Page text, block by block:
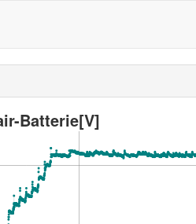
Batterie[V]